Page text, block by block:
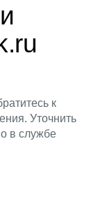
к
Уточнить
в службе